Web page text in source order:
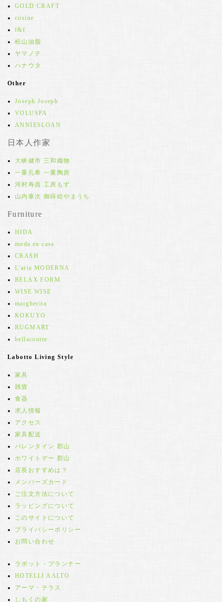
GOLD CRAFT
cosine
f&f
松山油脂
ヤマノテ
ハナウタ
Other
Joseph Joseph
VOLUSPA
ANNIESLOAN
日本人作家
大峡健市 三和織物
一重孔希 一重陶房
河村寿昌 工房もず
山内泰次 御蒔絵やまうち
Furniture
HIDA
moda en casa
CRASH
L'aria MODERNA
RELAX FORM
WISE WISE
margherita
KOKUYO
RUGMART
bellacontte
Labotto Living Style
家具
雑貨
食器
求人情報
アクセス
家具配送
バレンタイン 郡山
ホワイトデー 郡山
店長おすすめは？
メンバーズカード
ご注文方法について
ラッピングについて
このサイトについて
プライバシーポリシー
お問い合わせ
ラボット・プランナー
HOTELLI AALTO
アーマ・テラス
しもくの家